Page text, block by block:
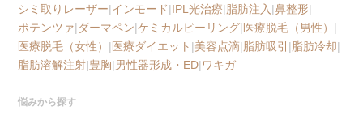
シミ取りレーザー|インモード|IPL光治療|脂肪注入 |鼻整形|
ポテンツァ|ダーマペン|ケミカルピーリング|医療脱毛（男性） |
医療脱毛（女性） |医療ダイエット |美容点滴|脂肪吸引 |脂肪冷却|
脂肪溶解注射|豊胸|男性器形成・ED|ワキガ
悩みから探す